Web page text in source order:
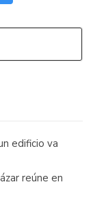
edificio va
reúne en